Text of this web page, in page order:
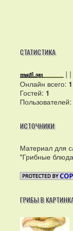
СТАТИСТИКА
| |
Онлайн всего: 1
Гостей: 1
Пользователей:
ИСТОЧНИКИ
Материал для
"Грибные
ГРИБЫ В